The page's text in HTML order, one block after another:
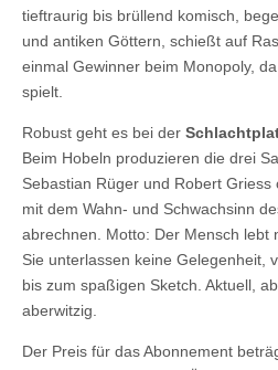
tieftraurig bis brüllend komisch,
und antiken Göttern, schießt auf
einmal Gewinner beim Monopoly,
spielt.
Robust geht es bei der
Beim Hobeln produzieren die drei
Sebastian Rüger und Robert
mit dem Wahn- und Schwachsinn
abrechnen. Motto: Der Mensch lebt
Sie unterlassen keine Gelegenheit,
bis zum spaßigen Sketch. Aktuell,
aberwitzig.
Der Preis für das Abonnement